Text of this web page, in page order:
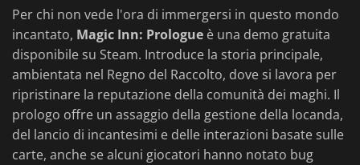
Per chi non vede l'ora di immergersi in questo mondo
incantato, Magic Inn: Prologue è una demo gratuita
disponibile su Steam. Introduce la storia principale,
ambientata nel Regno del Raccolto, dove si lavora per
ripristinare la reputazione della comunità dei maghi. Il
prologo offre un assaggio della gestione della locanda,
del lancio di incantesimi e delle interazioni basate sulle
carte, anche se alcuni giocatori hanno notato bug